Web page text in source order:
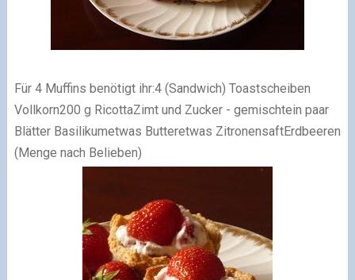
Für 4 Muffins benötigt ihr:4 (Sandwich) Toastscheiben
Vollkorn200 g RicottaZimt und Zucker - gemischtein paar
Blätter Basilikumetwas Butteretwas ZitronensaftErdbeeren
(Menge nach Belieben)